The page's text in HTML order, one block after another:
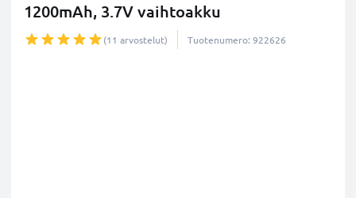
1200mAh, 3.7V vaihtoakku
(11 arvostelut) Tuotenumero: 922626